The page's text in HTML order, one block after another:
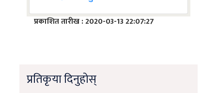
प्रकाशित तारीख : 2020-03-13 22:07:27
प्रतिकृया दिनुहोस्